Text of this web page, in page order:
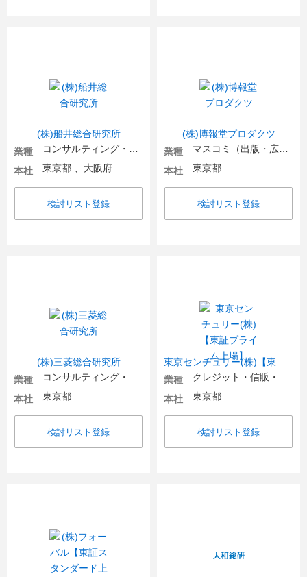
(株)船井総合研究所
業種
本社
東京都 、大阪府
検討リスト登録
(株)博報堂プロダクツ
業種
本社
東京都
検討リスト登録
(株)三菱総合研究所
業種
本社
東京都
検討リスト登録
業種
本社
東京都
検討リスト登録